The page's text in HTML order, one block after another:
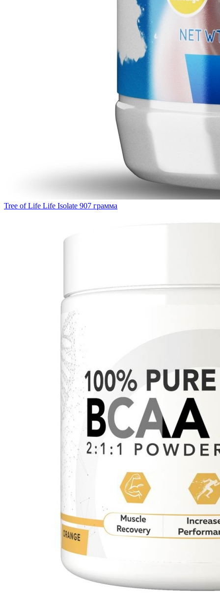
Tree of Life Life Isolate 907 грамма